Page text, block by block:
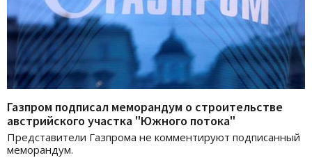
Газпром подписал меморандум о строительстве
австрийского участка "Южного потока"
Представители Газпрома не комментируют подписанный
меморандум.